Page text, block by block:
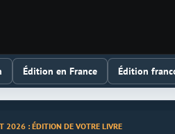
Édition en France Édition
2026 : ÉDITION DE VOTRE LIVRE